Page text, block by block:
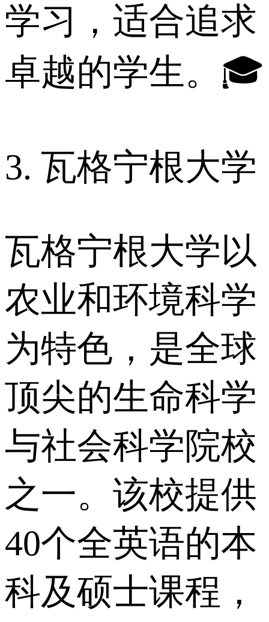
学习，适合追求
卓越的学生。🎓
3. 瓦格宁根大学
瓦格宁根大学以
农业和环境科学
为特色，是全球
顶尖的生命科学
与社会科学院校
之一。该校提供
40个全英语的本
科及硕士课程，